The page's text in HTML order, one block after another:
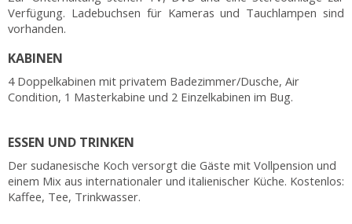
Verfügung. Ladebuchsen für Kameras und Tauchlampen sind
vorhanden.
KABINEN
4 Doppelkabinen mit privatem Badezimmer/Dusche, Air
Condition, 1 Masterkabine und 2 Einzelkabinen im Bug.
ESSEN UND TRINKEN
Der sudanesische Koch versorgt die Gäste mit Vollpension und
einem Mix aus internationaler und italienischer Küche. Kostenlos:
Kaffee, Tee, Trinkwasser.